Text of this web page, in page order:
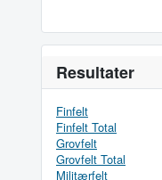
Resultater
Finfelt
Finfelt Total
Grovfelt
Grovfelt Total
Militærfelt